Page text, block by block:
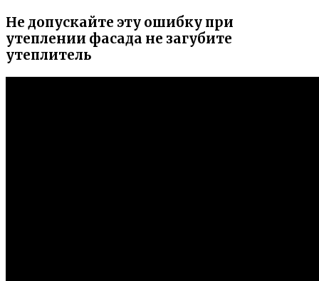
Не допускайте эту ошибку при
утеплении фасада не загубите
утеплитель